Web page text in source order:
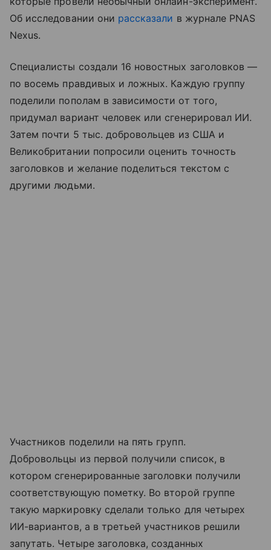
Об исследовании они рассказали в журнале PNAS
Nexus.
Специалисты создали 16 новостных заголовков —
по восемь правдивых и ложных. Каждую группу
поделили пополам в зависимости от того,
придумал вариант человек или сгенерировал ИИ.
Затем почти 5 тыс. добровольцев из США и
Великобритании попросили оценить точность
заголовков и желание поделиться текстом с
другими людьми.
Участников поделили на пять групп.
Добровольцы из первой получили список, в
котором сгенерированные заголовки получили
соответствующую пометку. Во второй группе
такую маркировку сделали только для четырех
ИИ-вариантов, а в третьей участников решили
запутать. Четыре заголовка, созданных